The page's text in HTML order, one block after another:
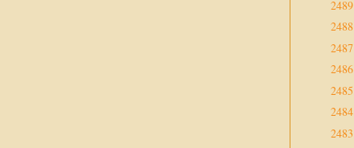
2489
2488
2487
2486
2485
2484
2483